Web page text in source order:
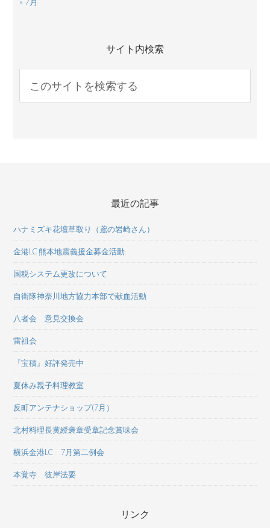
サイト内検索
最近の記事
ハナミズキ花壇草取り（鳶の岩崎さん）
金港LC 熊本地震義援金募金活動
国税システム更改について
自衛隊神奈川地方協力本部で献血活動
八者会 意見交換会
雷祖会
『宝積』好評発売中
夏休み親子料理教室
反町アンテナショップ(7月）
北村料理長黄綬褒章受章記念賞味会
横浜金港LC 7月第二例会
本覚寺 彼岸法要
リンク